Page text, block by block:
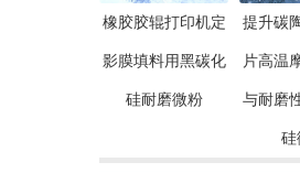
橡胶胶辊打印机定
影膜填料用黑碳化
硅耐磨微粉
提升碳
片高温
与耐磨
硅